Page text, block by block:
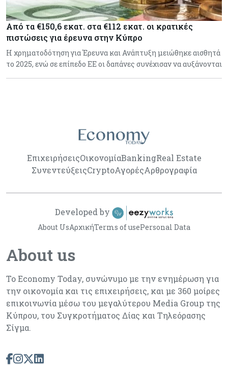
Από τα €150,6 εκατ. στα €112 εκατ. οι κρατικές
πιστώσεις για έρευνα στην Κύπρο
Η χρηματοδότηση για Έρευνα και Ανάπτυξη μειώθηκε αισθητά
το 2025, ενώ σε επίπεδο ΕΕ οι δαπάνες συνέχισαν να αυξάνονται
ΕπιχειρήσειςΟικονομίαBankingReal Estate
ΣυνεντεύξειςCryptoΑγορέςΑρθρογραφία
About us
Το Economy Today, συνώνυμο με την ενημέρωση για
την οικονομία και τις επιχειρήσεις, και με 360 μοίρες
επικοινωνία μέσω του μεγαλύτερου Media Group της
Κύπρου, του Συγκροτήματος Δίας και Τηλεόρασης
Σίγμα.
About UsΑρχικήTerms of usePersonal Data
Developed by